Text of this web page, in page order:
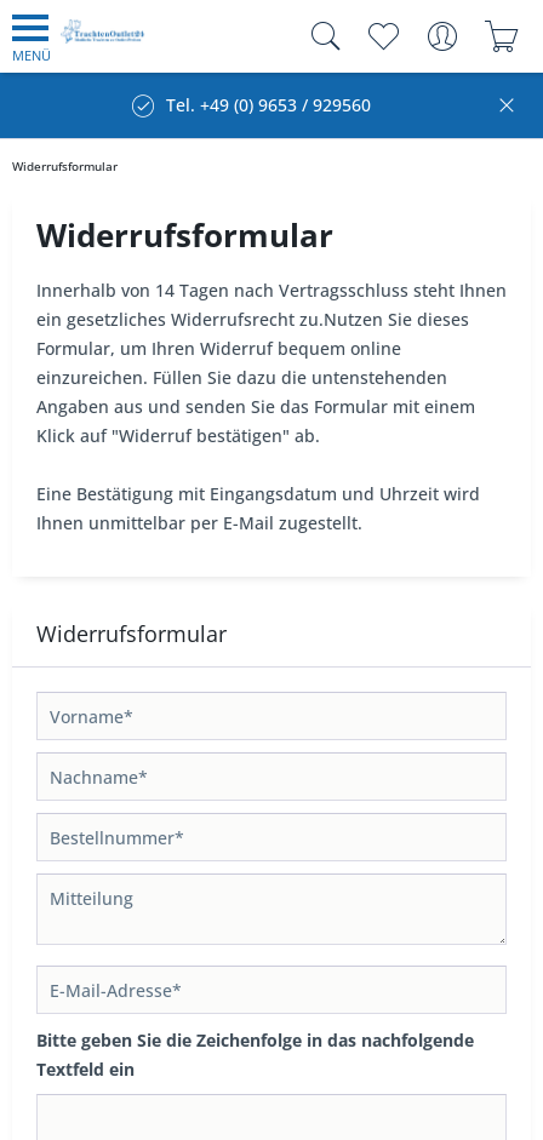
MENÜ
Tel. +49 (0) 9653 / 929560
Widerrufsformular
Widerrufsformular
Innerhalb von 14 Tagen nach Vertragsschluss steht Ihnen
ein gesetzliches Widerrufsrecht zu.Nutzen Sie dieses
Formular, um Ihren Widerruf bequem online
einzureichen. Füllen Sie dazu die untenstehenden
Angaben aus und senden Sie das Formular mit einem
Klick auf "Widerruf bestätigen" ab.
Eine Bestätigung mit Eingangsdatum und Uhrzeit wird
Ihnen unmittelbar per E-Mail zugestellt.
Widerrufsformular
Bitte geben Sie die Zeichenfolge in das nachfolgende
Textfeld ein